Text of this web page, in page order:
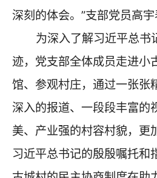
深刻的体会。”支部党员高宇
为深入了解习近平总书
迹，党支部全体成员走进小
馆、参观村庄，通过一张张
深入的报道、一段段丰富的
美、产业强的村容村貌，更
习近平总书记的殷殷嘱托和